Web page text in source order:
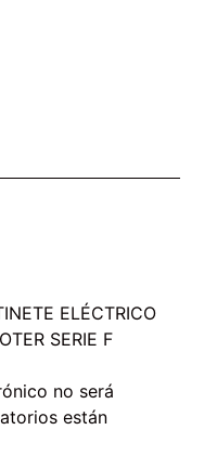
ELÉCTRICO
SERIE F
no será
están